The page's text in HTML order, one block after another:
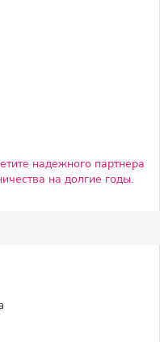
надежного партнера
на долгие годы.